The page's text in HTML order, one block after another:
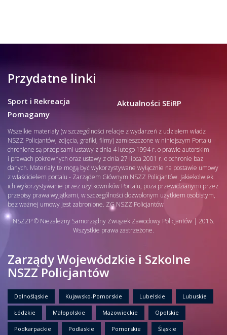
Przydatne linki
Sport i Rekreacja
Pomagamy
Aktualności SEiRP
Wszelkie materiały (w szczególności relacje z wydarzeń z udziałem władz
NSZZ Policjantów, zdjęcia, grafiki, filmy) zamieszczone w niniejszym Portalu
chronione są przepisami ustawy z dnia 4 lutego 1994 r. o prawie autorskim
i prawach pokrewnych oraz ustawy z dnia 27 lipca 2001 r. o ochronie baz
danych. Materiały te mogą być wykorzystywane wyłącznie na postawie umowy
z właścicielem portalu - Zarządem Głównym NSZZ Policjantów. Jakiekolwiek
ich wykorzystywanie przez użytkowników Portalu, poza przewidzianymi przez
przepisy prawa wyjątkami, w szczególności dozwolonym użytkiem osobistym,
bez ważnej umowy jest zabronione. ZG NSZZ Policjantów
NSZZP © Niezależny Samorządny Związek Zawodowy Policjantów | 2016.
Wszystkie prawa zastrzeżone.
Zarządy Wojewódzkie i Szkolne
NSZZ Policjantów
Dolnośląskie Kujawsko-Pomorskie Lubelskie Lubuskie
Łódzkie Małopolskie Mazowieckie Opolskie
Podkarpackie Podlaskie Pomorskie Śląskie